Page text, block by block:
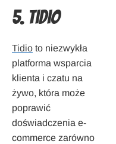
5. Tidio
Tidio to niezwykła
platforma wsparcia
klienta i czatu na
żywo, która może
poprawić
doświadczenia e-
commerce zarówno